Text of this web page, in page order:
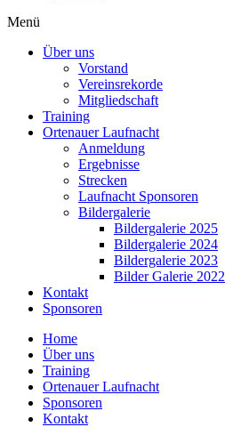
Menü
Über uns
Vorstand
Vereinsrekorde
Mitgliedschaft
Training
Ortenauer Laufnacht
Anmeldung
Ergebnisse
Strecken
Laufnacht Sponsoren
Bildergalerie
Bildergalerie 2025
Bildergalerie 2024
Bildergalerie 2023
Bilder Galerie 2022
Kontakt
Sponsoren
Home
Über uns
Training
Ortenauer Laufnacht
Sponsoren
Kontakt